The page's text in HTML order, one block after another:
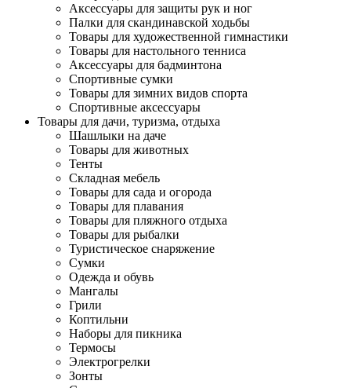
Аксессуары для защиты рук и ног
Палки для скандинавской ходьбы
Товары для художественной гимнастики
Товары для настольного тенниса
Аксессуары для бадминтона
Спортивные сумки
Товары для зимних видов спорта
Спортивные аксессуары
Товары для дачи, туризма, отдыха
Шашлыки на даче
Товары для животных
Тенты
Складная мебель
Товары для сада и огорода
Товары для плавания
Товары для пляжного отдыха
Товары для рыбалки
Туристическое снаряжение
Сумки
Одежда и обувь
Мангалы
Грили
Коптильни
Наборы для пикника
Термосы
Электрогрелки
Зонты